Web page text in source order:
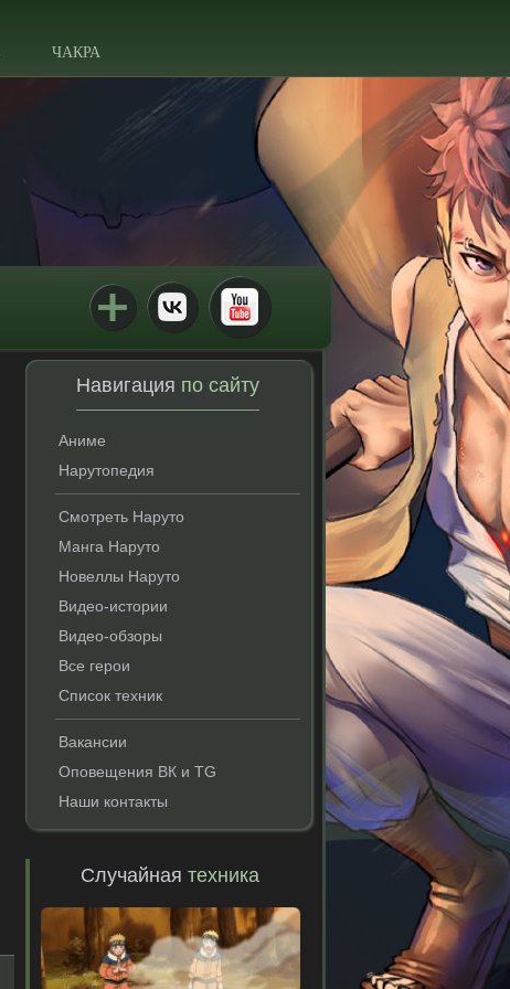
ЧАКРА
Навигация по сайту
Аниме
Нарутопедия
Смотреть Наруто
Манга Наруто
Новеллы Наруто
Видео-истории
Видео-обзоры
Все герои
Список техник
Вакансии
Оповещения ВК и TG
Наши контакты
Случайнаятехника